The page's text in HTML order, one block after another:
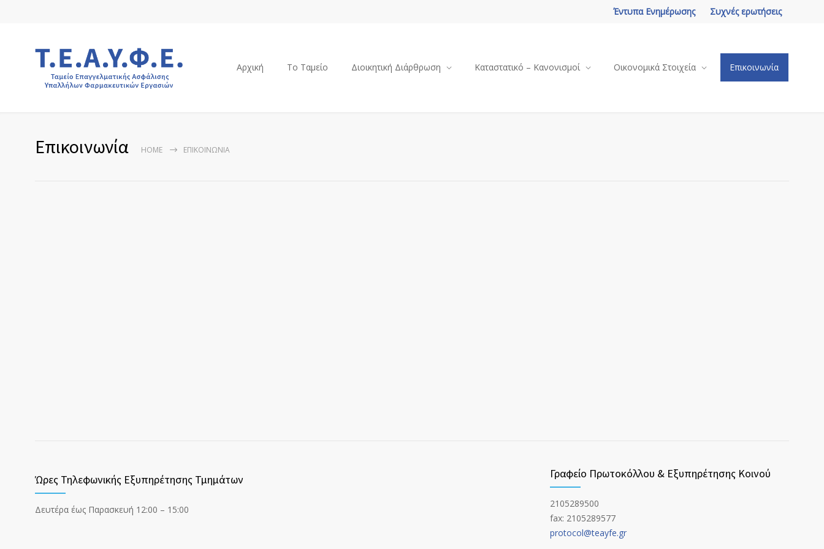
Συχνές ερωτήσεις
Έντυπα Ενημέρωσης
Αρχική Το Ταμείο Διοικητική Διάρθρωση Καταστατικό – Κανονισμοί Οικονομικά Στοιχεία Επικοινωνία
Επικοινωνία HOME ΕΠΙΚΟΙΝΩΝΊΑ
Ώρες Τηλεφωνικής Εξυπηρέτησης Τμημάτων
Δευτέρα έως Παρασκευή 12:00 – 15:00
Γραφείο Πρωτοκόλλου & Εξυπηρέτησης Κοινού
2105289500
fax: 2105289577
protocol@teayfe.gr